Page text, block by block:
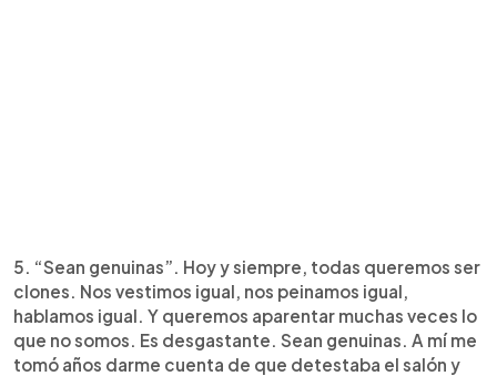
5. “Sean genuinas”. Hoy y siempre, todas queremos ser
clones. Nos vestimos igual, nos peinamos igual,
hablamos igual. Y queremos aparentar muchas veces lo
que no somos. Es desgastante. Sean genuinas. A mí me
tomó años darme cuenta de que detestaba el salón y